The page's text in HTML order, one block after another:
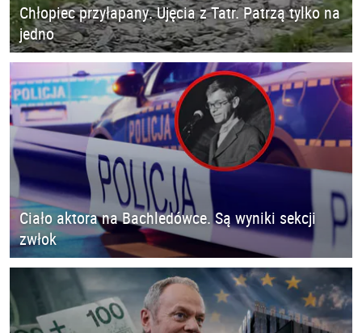
Chłopiec przyłapany. Ujęcia z Tatr. Patrzą tylko na
jedno
Ciało aktora na Bachledówce. Są wyniki sekcji
zwłok